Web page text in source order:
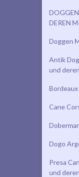
DEREN
Doggen
Antik
und
Cane
Dogo
Presa
und